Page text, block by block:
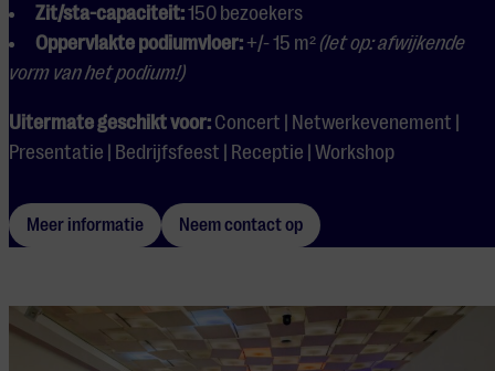
Zit/sta-capaciteit:150 bezoekers
Oppervlakte podiumvloer: +/- 15 m² (let op: afwijkende
vorm van het podium!)
Uitermate geschikt voor: Concert | Netwerkevenement |
Presentatie | Bedrijfsfeest | Receptie | Workshop
Meer informatie Neem contact op